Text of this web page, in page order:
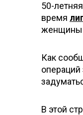
50-
время
женщины
Как
В этой